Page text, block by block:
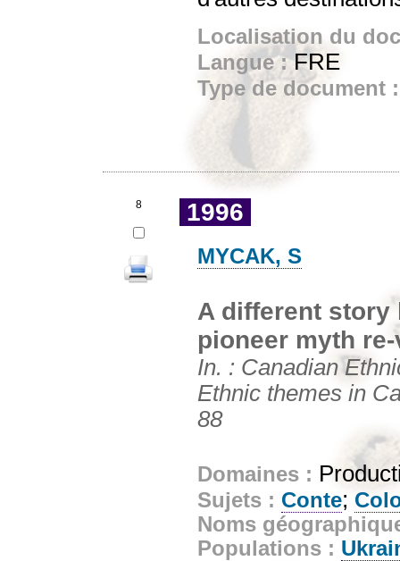
Localisation du
Langue :FRE
Type de document
8 1996
MYCAK, S
A different story
pioneer myth
In. : Canadian
Ethnic themes in
88
Domaines :
Sujets : Conte;
Noms
Populations :